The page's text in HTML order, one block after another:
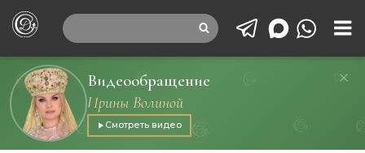
Видеообращение
Ирины Волиной
Смотреть видео